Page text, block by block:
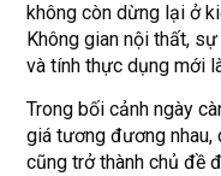
không còn dừng lại ở
Không gian nội thất,
và tính thực dụng mới
Trong bối cảnh ngày
giá tương đương nhau,
cũng trở thành chủ đề